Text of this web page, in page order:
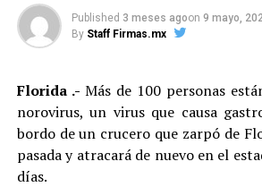
Published 3 meses agoon 9 mayo,
By Staff Firmas.mx
Florida .- Más de 100 personas
norovirus, un virus que causa
bordo de un crucero que zarpó de
pasada y atracará de nuevo en el
días.